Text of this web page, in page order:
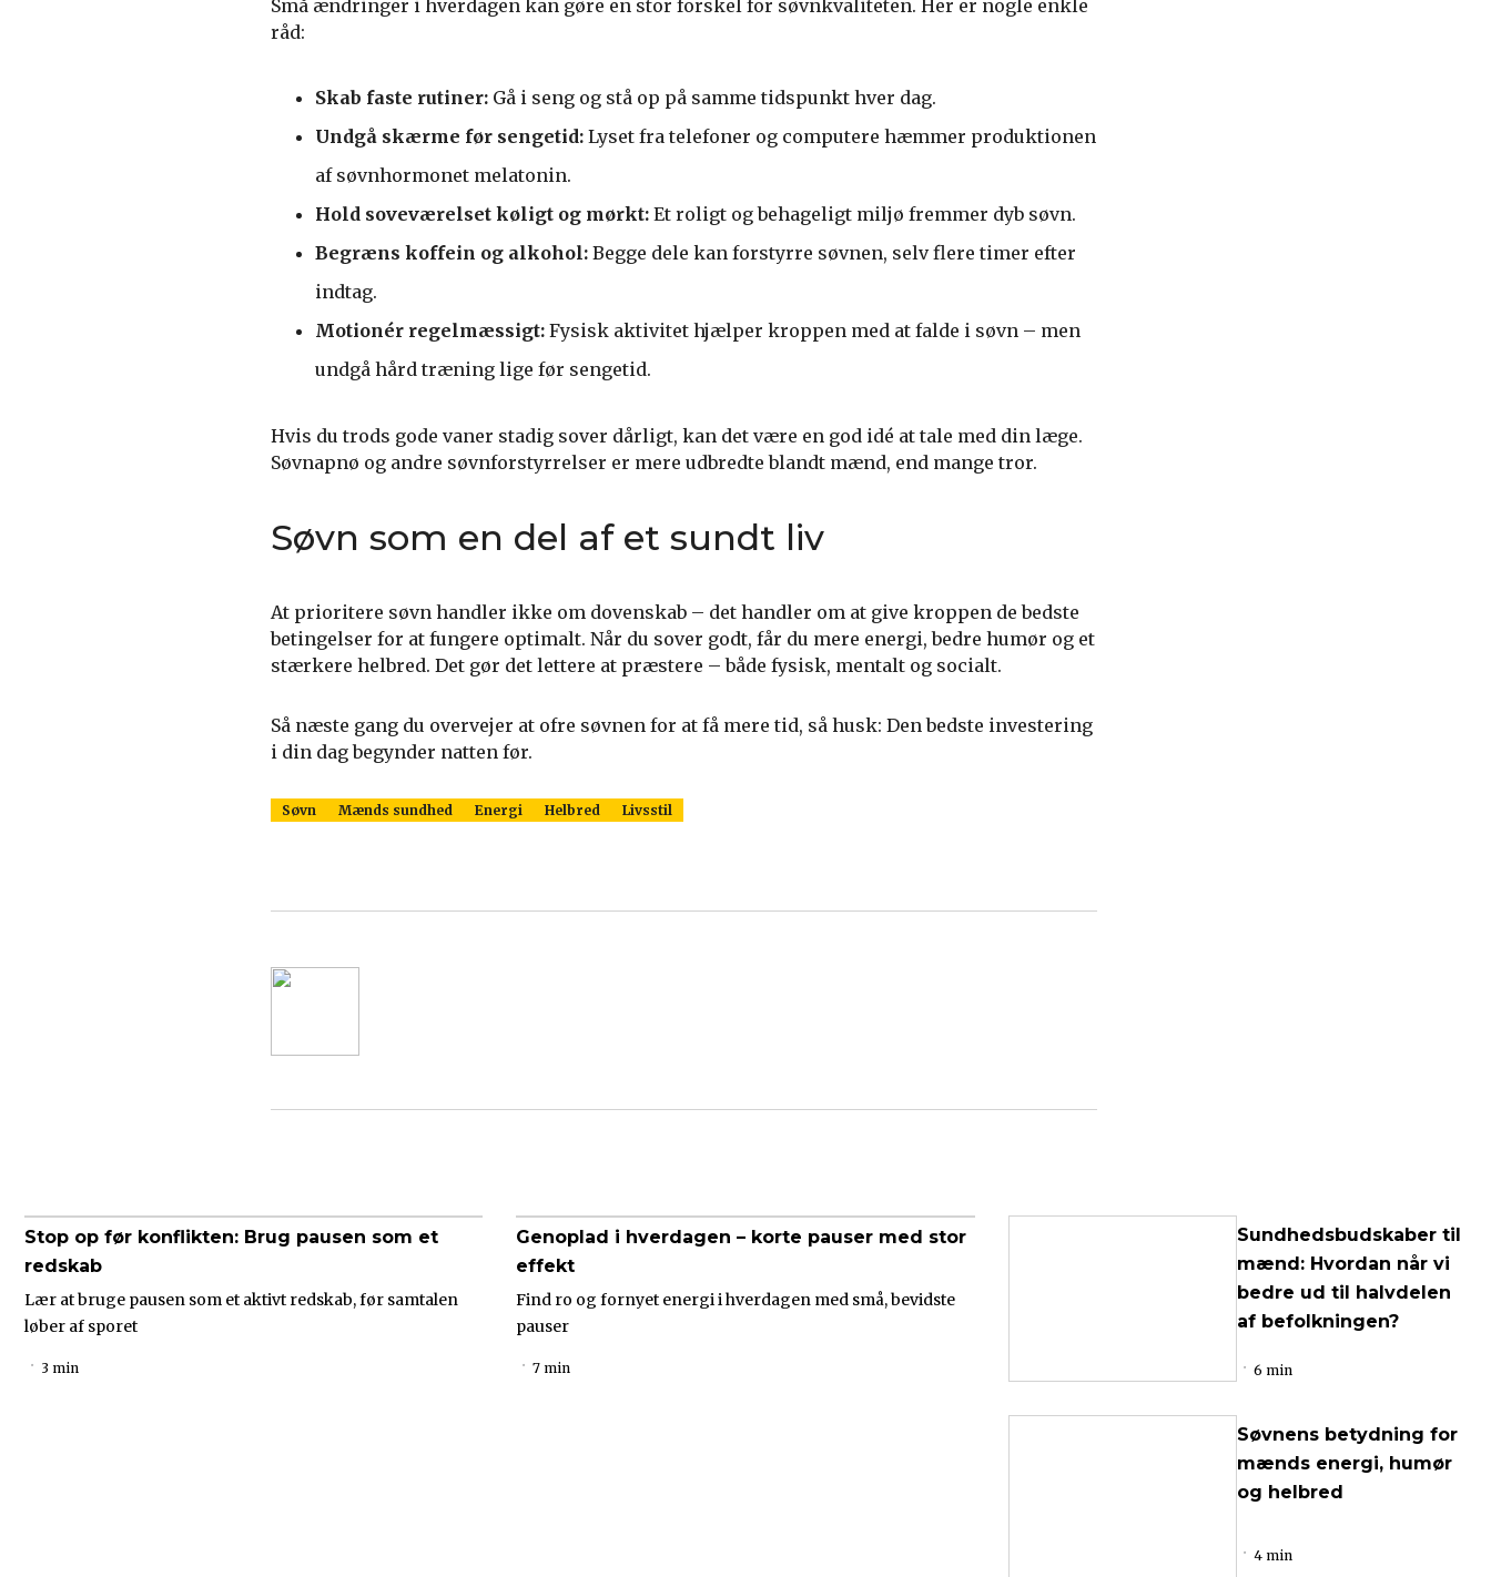
Små ændringer i hverdagen kan gøre en stor forskel for søvnkvaliteten. Her er nogle enkle
råd:
Skab faste rutiner:Gå i seng og stå op på samme tidspunkt hver dag.
Undgå skærme før sengetid:Lyset fra telefoner og computere hæmmer produktionen
af søvnhormonet melatonin.
Hold soveværelset køligt og mørkt:Et roligt og behageligt miljø fremmer dyb søvn.
Begræns koffein og alkohol:Begge dele kan forstyrre søvnen, selv flere timer efter
indtag.
Motionér regelmæssigt:Fysisk aktivitet hjælper kroppen med at falde i søvn – men
undgå hård træning lige før sengetid.
Hvis du trods gode vaner stadig sover dårligt, kan det være en god idé at tale med din læge.
Søvnapnø og andre søvnforstyrrelser er mere udbredte blandt mænd, end mange tror.
Søvn som en del af et sundt liv
At prioritere søvn handler ikke om dovenskab – det handler om at give kroppen de bedste
betingelser for at fungere optimalt. Når du sover godt, får du mere energi, bedre humør og et
stærkere helbred. Det gør det lettere at præstere – både fysisk, mentalt og socialt.
Så næste gang du overvejer at ofre søvnen for at få mere tid, så husk: Den bedste investering
i din dag begynder natten før.
Søvn Mænds sundhed Energi Helbred Livsstil
Stop op før konflikten: Brug pausen som et
redskab
Lær at bruge pausen som et aktivt redskab, før samtalen
løber af sporet
3 min
Genoplad i hverdagen – korte pauser med stor
effekt
Find ro og fornyet energi i hverdagen med små, bevidste
pauser
7 min
Sundhedsbudskaber til
mænd: Hvordan når vi
bedre ud til halvdelen
af befolkningen?
6 min
Søvnens betydning for
mænds energi, humør
og helbred
4 min